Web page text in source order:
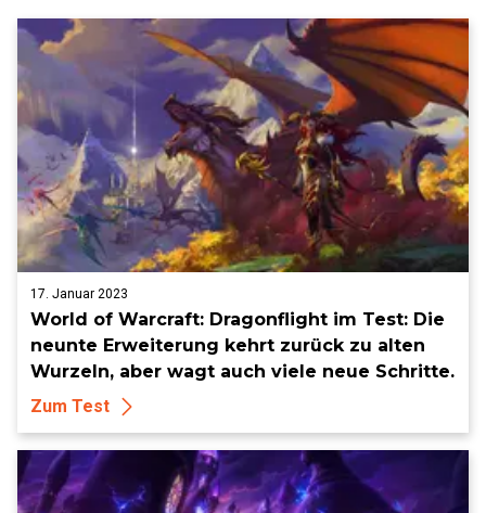
17. Januar 2023
World of Warcraft: Dragonflight im Test: Die
neunte Erweiterung kehrt zurück zu alten
Wurzeln, aber wagt auch viele neue Schritte.
Zum Test